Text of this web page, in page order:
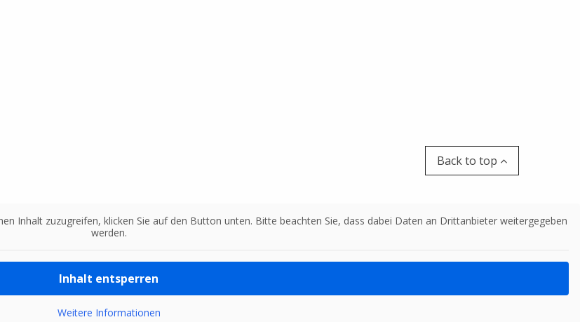
Back to top
Inhalt zuzugreifen, klicken Sie auf den Button unten. Bitte beachten Sie, dass dabei Daten an Drittanbieter weitergegeben
werden.
Inhalt entsperren
Weitere Informationen